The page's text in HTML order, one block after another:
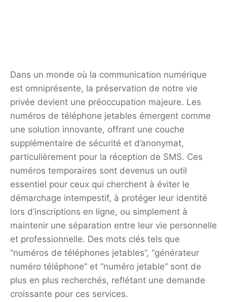
Dans un monde où la communication numérique
est omniprésente, la préservation de notre vie
privée devient une préoccupation majeure. Les
numéros de téléphone jetables émergent comme
une solution innovante, offrant une couche
supplémentaire de sécurité et d’anonymat,
particulièrement pour la réception de SMS. Ces
numéros temporaires sont devenus un outil
essentiel pour ceux qui cherchent à éviter le
démarchage intempestif, à protéger leur identité
lors d’inscriptions en ligne, ou simplement à
maintenir une séparation entre leur vie personnelle
et professionnelle. Des mots clés tels que
“numéros de téléphones jetables”, “générateur
numéro téléphone” et “numéro jetable” sont de
plus en plus recherchés, reflétant une demande
croissante pour ces services.